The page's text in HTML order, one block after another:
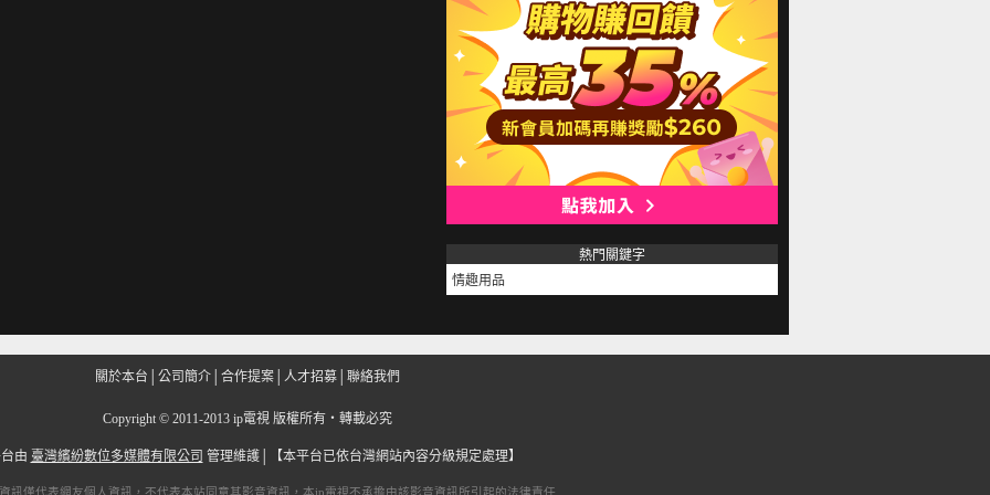
熱門關鍵字
情趣用品
關於本台 公司簡介 合作提案 人才招募 聯絡我們
Copyright © 2011-2013 ip電視 版權所有‧轉載必究
由 臺灣繽紛數位多媒體有限公司 管理維護│ 【本平台已依台灣網站內容分級規定處理】
訊僅代表網友個人資訊，不代表本站同意其影音資訊，本ip電視不承擔由該影音資訊所引起的法律責任